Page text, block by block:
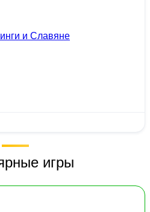
и Славяне
игры